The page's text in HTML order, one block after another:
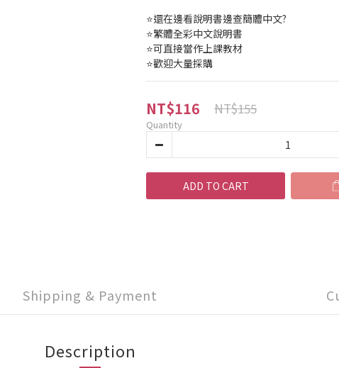
⭐還在邊看說明書邊查簡體中文?
⭐繁體全彩中文說明書
⭐可直接當作上課教材
⭐歡迎大量採購
NT$116 NT$155
Quantity
ADD TO CART
Shipping & Payment
Description